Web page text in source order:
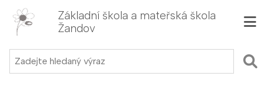
Základní škola a mateřská škola
Žandov